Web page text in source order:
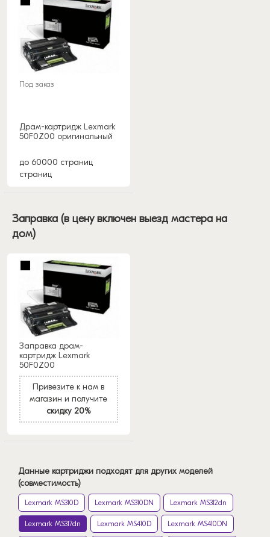
Под заказ
Драм-картридж Lexmark
50F0Z00 оригинальный
до 60000 страниц
страниц
Заправка (в цену включен выезд мастера на
дом)
Заправка драм-
картридж Lexmark
50F0Z00
Привезите к нам в
магазин и получите
скидку 20%
Данные картриджи подходят для других моделей
(совместимость)
Lexmark MS310D Lexmark MS310DN Lexmark MS312dn
Lexmark MS317dn Lexmark MS410D Lexmark MS410DN